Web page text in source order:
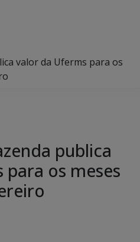
valor da Uferms para os
publica
os meses